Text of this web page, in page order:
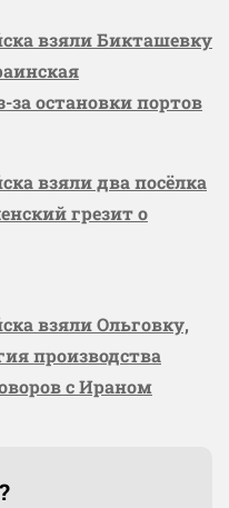
взяли Бикташевку
остановки портов
взяли два посёлка
грезит о
взяли Ольговку,
производства
с Ираном